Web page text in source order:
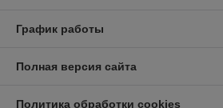
График работы
Полная версия сайта
Политика обработки cookies